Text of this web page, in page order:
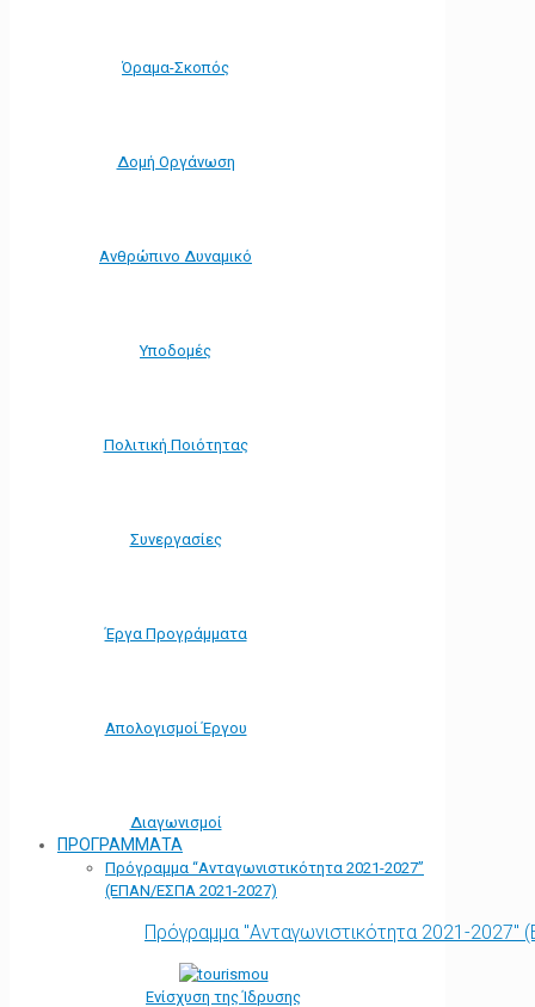
Όραμα-Σκοπός
Δομή Οργάνωση
Ανθρώπινο Δυναμικό
Υποδομές
Πολιτική Ποιότητας
Συνεργασίες
Έργα Προγράμματα
Απολογισμοί Έργου
Διαγωνισμοί
ΠΡΟΓΡΑΜΜΑΤΑ
Πρόγραμμα “Ανταγωνιστικότητα 2021-2027”
(ΕΠΑΝ/ΕΣΠΑ 2021-2027)
Πρόγραμμα "Ανταγωνιστικότητα 2021-
Ενίσχυση της Ίδρυσης